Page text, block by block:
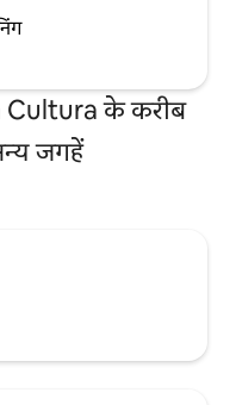
के करीब
जगहें